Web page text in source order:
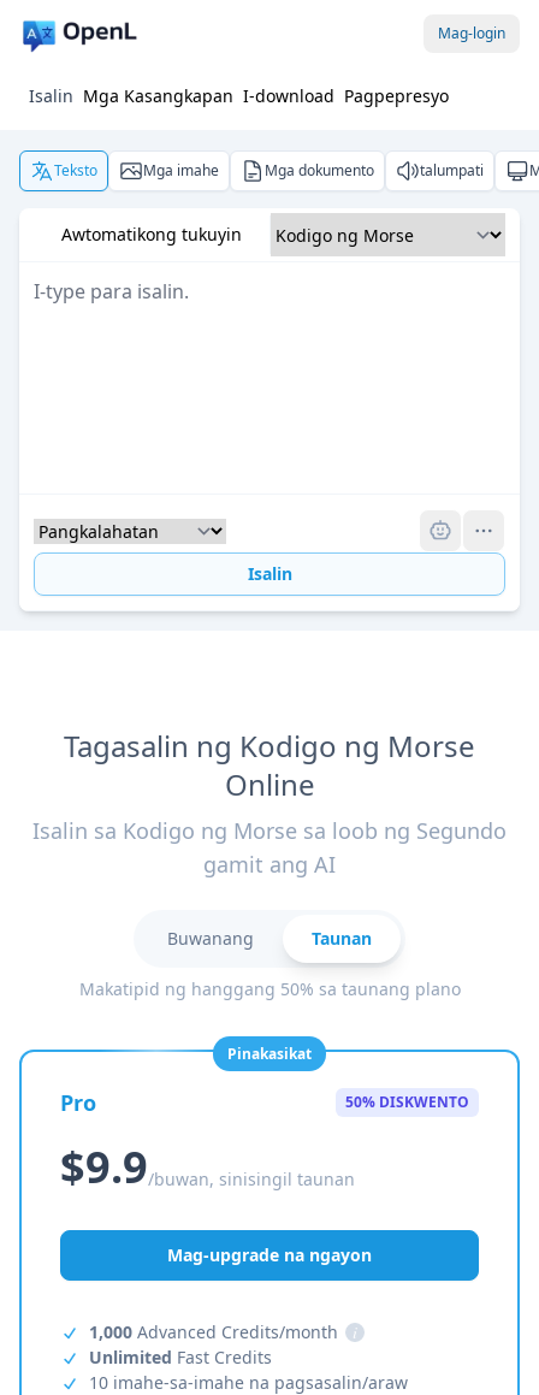
Mag-login
Isalin Mga Kasangkapan I-download Pagpepresyo
Teksto Mga imahe Mga dokumento talumpati
Awtomatikong tukuyin
Isalin
Tagasalin ng Kodigo ng Morse
Online
Isalin sa Kodigo ng Morse sa loob ng Segundo
gamit ang AI
Buwanang Taunan
Makatipid ng hanggang 50% sa taunang plano
Pinakasikat
Pro 50% DISKWENTO
$9.9/buwan, sinisingil taunan
Mag-upgrade na ngayon
1,000 Advanced Credits/month
i
Unlimited Fast Credits
10 imahe-sa-imahe na pagsasalin/araw